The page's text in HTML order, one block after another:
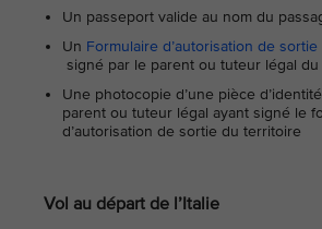
Un passeport valide au nom du
Un Formulaire d’autorisation de
signé par le parent ou tuteur légal du
Une photocopie d’une pièce
parent ou tuteur légal ayant signé le
d’autorisation de sortie du territoire
Vol au départ de l’Italie